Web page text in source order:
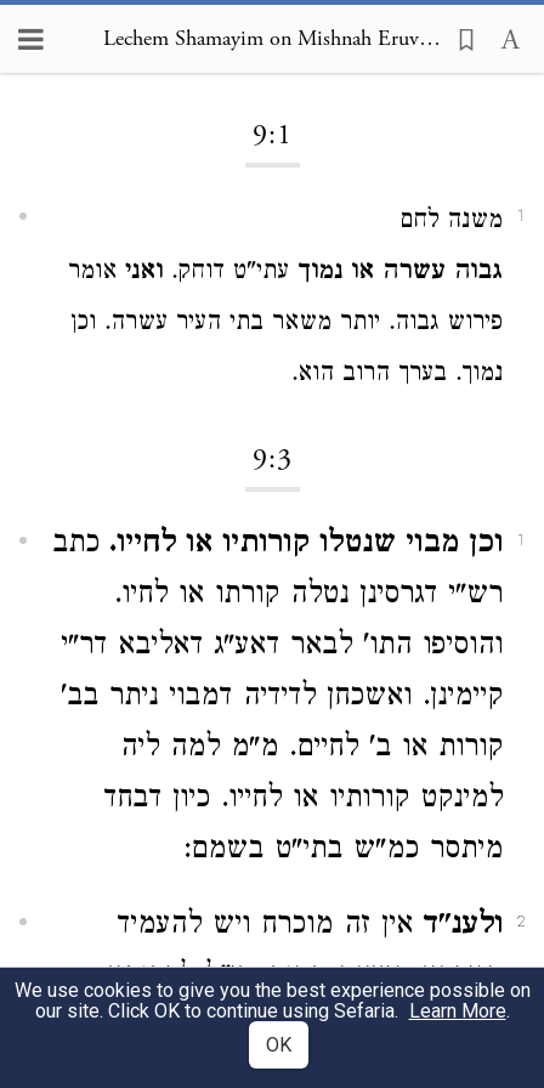
Lechem Shamayim on Mishnah Eruvin 9:1
9:1
1
משנה לחם
גבוה עשרה או נמוך עתי"ט דוחק. ואני אומר
פירוש גבוה. יותר משאר בתי העיר עשרה. וכן
נמוך. בערך הרוב הוא.
9:3
1 וכן מבוי שנטלו קורותיו או לחייו. כתב
רש"י דגרסינן נטלה קורתו או לחיו.
והוסיפו התו' לבאר דאע"ג דאליבא דר"י
קיימינן. ואשכחן לדידיה דמבוי ניתר בב'
קורות או ב' לחיים. מ"מ למה ליה
למינקט קורותיו או לחייו. כיון דבחד
מיתסר כמ"ש בתי"ט בשמם:
2 ולענ"ד אין זה מוכרח ויש להעמיד
הגירסא הישנה בטוב. די"ל לרבותא
דשריותא דאותה שבת נקטינהו וק"ל:
We use cookies to give you the best experience possible on
our site. Click OK to continue using Sefaria. Learn More.
OK